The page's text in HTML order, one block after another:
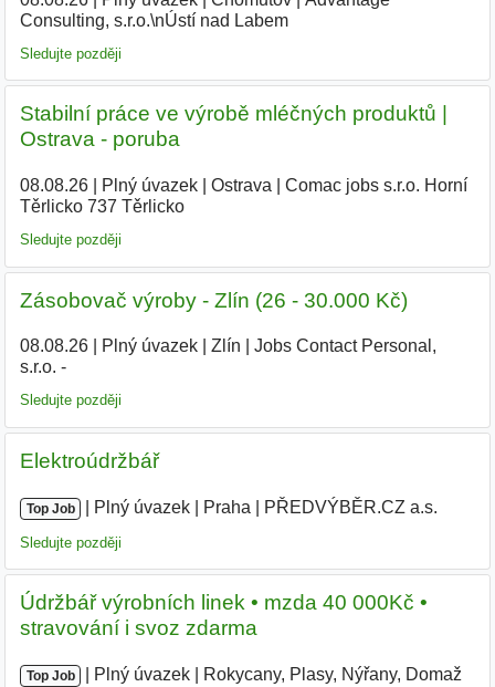
Consulting, s.r.o.\nÚstí nad Labem
Sledujte později
Stabilní práce ve výrobě mléčných produktů |
Ostrava - poruba
08.08.26| Plný úvazek| Ostrava
Comac jobs s.r.o. Horní
Těrlicko 737 Těrlicko
Sledujte později
Zásobovač výroby - Zlín (26 - 30.000 Kč)
08.08.26| Plný úvazek| Zlín
Jobs Contact Personal,
s.r.o. -|
Sledujte později
Elektroúdržbář
Top Job Plný úvazek Praha PŘEDVÝBĚR.CZ a.s.
Sledujte později
Údržbář výrobních linek • mzda 40 000Kč •
stravování i svoz zdarma
Top Job Plný úvazek Rokycany, Plasy, Nýřany, Domaž